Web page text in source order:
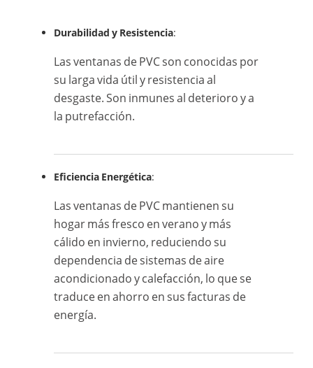
Durabilidad y Resistencia:
Las ventanas de PVC son conocidas por
su larga vida útil y resistencia al
desgaste. Son inmunes al deterioro y a
la putrefacción.
Eficiencia Energética:
Las ventanas de PVC mantienen su
hogar más fresco en verano y más
cálido en invierno, reduciendo su
dependencia de sistemas de aire
acondicionado y calefacción, lo que se
traduce en ahorro en sus facturas de
energía.